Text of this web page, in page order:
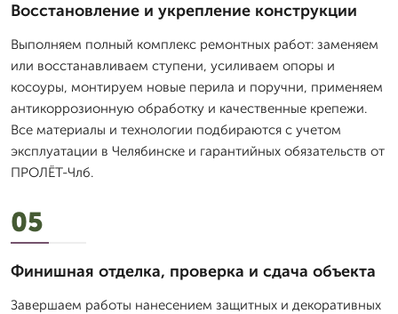
Восстановление и укрепление конструкции
Выполняем полный комплекс ремонтных работ: заменяем
или восстанавливаем ступени, усиливаем опоры и
косоуры, монтируем новые перила и поручни, применяем
антикоррозионную обработку и качественные крепежи.
Все материалы и технологии подбираются с учетом
эксплуатации в Челябинске и гарантийных обязательств от
ПРОЛЁТ-Члб.
05
Финишная отделка, проверка и сдача объекта
Завершаем работы нанесением защитных и декоративных